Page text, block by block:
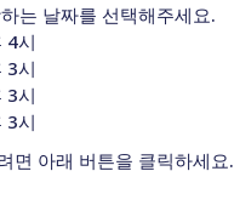
는 날짜를 선택해주세요.
4시
3시
3시
3시
면 아래 버튼을 클릭하세요.